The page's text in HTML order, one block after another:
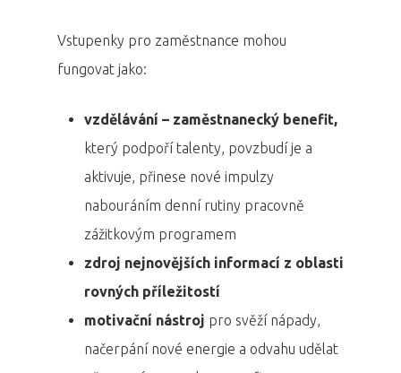
Vstupenky pro zaměstnance mohou
fungovat jako:
vzdělávání – zaměstnanecký benefit,
který podpoří talenty, povzbudí je a
aktivuje, přinese nové impulzy
nabouráním denní rutiny pracovně
zážitkovým programem
zdroj nejnovějších informací z oblasti
rovných příležitostí
motivační nástroj pro svěží nápady,
načerpání nové energie a odvahu udělat